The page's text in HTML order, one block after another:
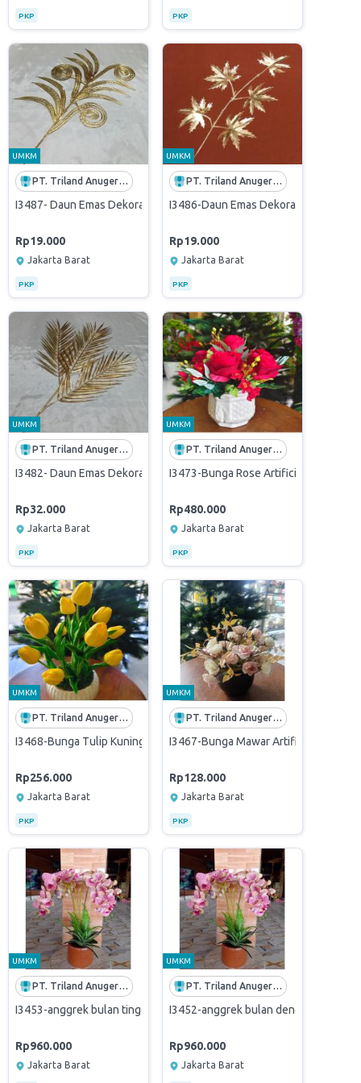
PKP PKP
- FHB gold
Leaf Bunga Gold Cherry Ginkgo- natal gold
UMKM
PT. Triland Anugerah Mandiri
I3487- Daun Emas Dekorasi Flower Leaf Bunga Gold Cherry Ginkgo -
Rp19.000
Jakarta Barat
PKP
UMKM
PT. Triland Anugerah Mandiri
I3486-Daun Emas Dekorasi Flower
Rp19.000
Jakarta Barat
PKP
gingko gold
Leaf Bunga Gold - coin gold
UMKM
PT. Triland Anugerah Mandiri
I3482- Daun Emas Dekorasi Flower Leaf Bunga Gold- besi gold
Rp32.000
Jakarta Barat
PKP
UMKM
PT. Triland Anugerah Mandiri
I3473-Bunga Rose Artificial dengan
Rp480.000
Jakarta Barat
PKP
SAKURA MERAH
saja/pcTinggi 50cm - magnolia + vas
UMKM
PT. Triland Anugerah Mandiri
I3468-Bunga Tulip Kuning dalam Vase Krem tinggi 40cm
Rp256.000
Jakarta Barat
PKP
UMKM
PT. Triland Anugerah Mandiri
I3467-Bunga Mawar Artificial dengan
Rp128.000
Jakarta Barat
PKP
Tinggi 70cm
motif tinggi 70cm - anggrek bulan warnas lavender
UMKM
PT. Triland Anugerah Mandiri
I3453-anggrek bulan tinggi 70cm - anggrek bulan warna gradasi
Rp960.000
Jakarta Barat
UMKM
PT. Triland Anugerah Mandiri
I3452-anggrek bulan dengan motif
Rp960.000
Jakarta Barat